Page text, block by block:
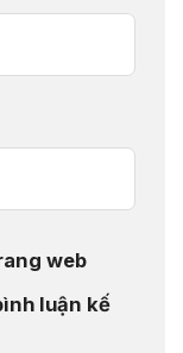
web
luận kế